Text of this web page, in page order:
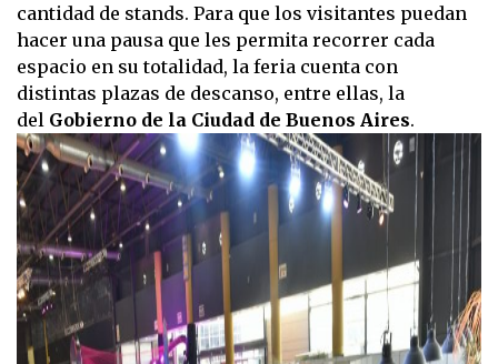
cantidad de stands. Para que los visitantes puedan
hacer una pausa que les permita recorrer cada
espacio en su totalidad, la feria cuenta con
distintas plazas de descanso, entre ellas, la
del Gobierno de la Ciudad de Buenos Aires.